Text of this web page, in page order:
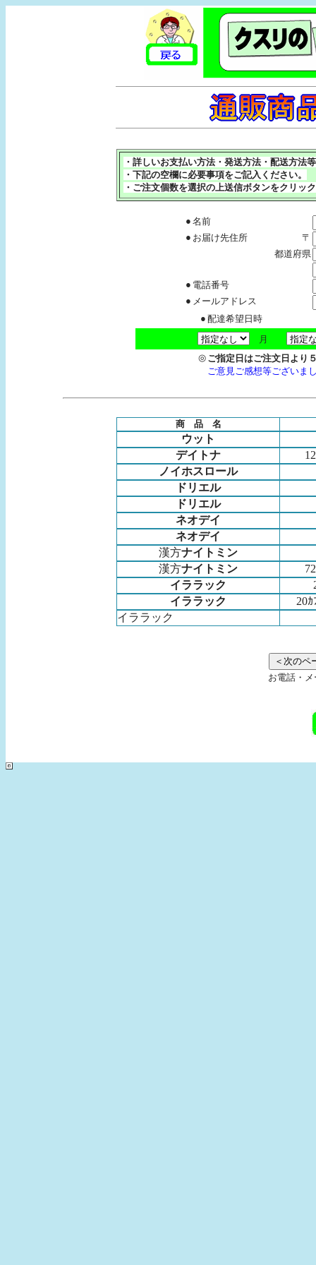
・詳しいお支払い方法・発送方法・配送方法
・下記の空欄に必要事項をご記入ください。
・ご注文個数を選択の上送信ボタンをクリッ
● 名前
● お届け先住所
〒
都道府県
● 電話番号
● メールアドレス
● 配達希望日時
月
◎ ご指定日はご注文日より
ご意見ご感想等ございま
商 品 名
ウット
デイトナ
ノイホスロール
ドリエル
ドリエル
ネオデイ
ネオデイ
漢方ナイトミン
漢方ナイトミン
イララック
イララック
20
イララック
お電話・